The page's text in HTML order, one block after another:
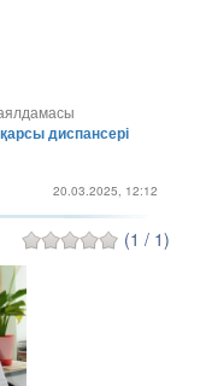
диспансері
20.03.2025, 12:12
(1 / 1)